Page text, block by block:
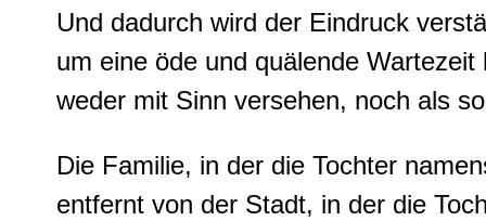
Und dadurch wird der Eindruck
um eine öde und quälende
weder mit Sinn versehen, noch als
Die Familie, in der die Tochter
entfernt von der Stadt, in der die